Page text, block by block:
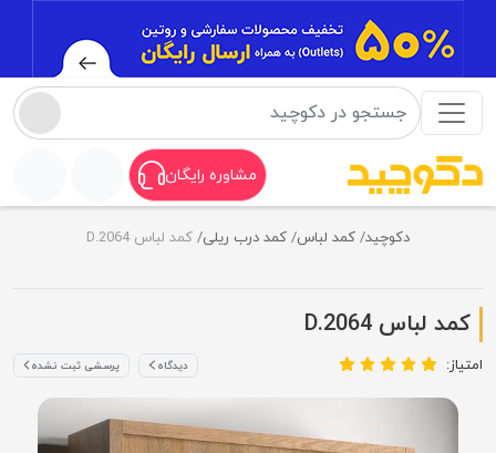
مشاوره رایگان
دکوچید کمد لباس کمد درب ریلی کمد لباس D.2064
کمد لباس D.2064
امتیاز: دیدگاه پرسشی ثبت نشده